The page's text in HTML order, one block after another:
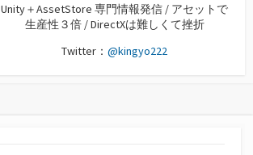
Unity＋AssetStore 専門情報発信 / アセットで
生産性３倍 / DirectXは難しくて挫折
Twitter： @kingyo222